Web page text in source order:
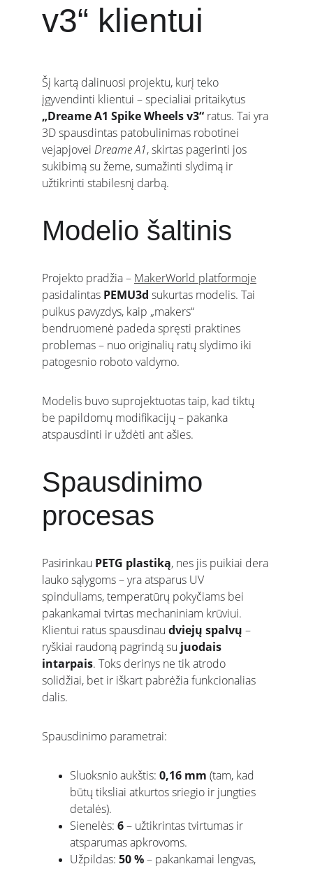
v3“ klientui
Šį kartą dalinuosi projektu, kurį teko
įgyvendinti klientui – specialiai pritaikytus
„Dreame A1 Spike Wheels v3“ ratus. Tai yra
3D spausdintas patobulinimas robotinei
vejapjovei Dreame A1, skirtas pagerinti jos
sukibimą su žeme, sumažinti slydimą ir
užtikrinti stabilesnį darbą.
Modelio šaltinis
Projekto pradžia – MakerWorld platformoje
pasidalintas PEMU3d sukurtas modelis. Tai
puikus pavyzdys, kaip „makers“
bendruomenė padeda spręsti praktines
problemas – nuo originalių ratų slydimo iki
patogesnio roboto valdymo.
Modelis buvo suprojektuotas taip, kad tiktų
be papildomų modifikacijų – pakanka
atspausdinti ir uždėti ant ašies.
Spausdinimo
procesas
Pasirinkau PETG plastiką, nes jis puikiai dera
lauko sąlygoms – yra atsparus UV
spinduliams, temperatūrų pokyčiams bei
pakankamai tvirtas mechaniniam krūviui.
Klientui ratus spausdinau dviejų spalvų –
ryškiai raudoną pagrindą su juodais
intarpais. Toks derinys ne tik atrodo
solidžiai, bet ir iškart pabrėžia funkcionalias
dalis.
Spausdinimo parametrai:
Sluoksnio aukštis: 0,16 mm (tam, kad
būtų tiksliai atkurtos sriegio ir jungties
detalės).
Sienelės: 6 – užtikrintas tvirtumas ir
atsparumas apkrovoms.
Užpildas: 50 % – pakankamai lengvas,